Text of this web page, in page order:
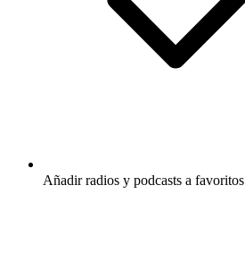
Añadir radios y podcasts a favoritos